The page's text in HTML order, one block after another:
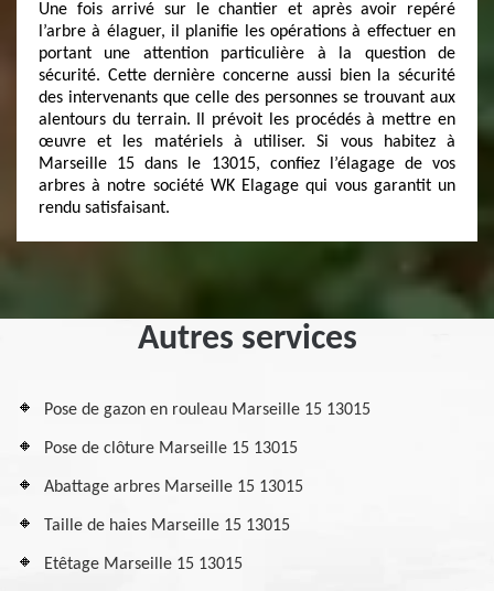
Une fois arrivé sur le chantier et après avoir repéré
l’arbre à élaguer, il planifie les opérations à effectuer en
portant une attention particulière à la question de
sécurité. Cette dernière concerne aussi bien la sécurité
des intervenants que celle des personnes se trouvant aux
alentours du terrain. Il prévoit les procédés à mettre en
œuvre et les matériels à utiliser. Si vous habitez à
Marseille 15 dans le 13015, confiez l’élagage de vos
arbres à notre société WK Elagage qui vous garantit un
rendu satisfaisant.
Autres services
Pose de gazon en rouleau Marseille 15 13015
Pose de clôture Marseille 15 13015
Abattage arbres Marseille 15 13015
Taille de haies Marseille 15 13015
Etêtage Marseille 15 13015